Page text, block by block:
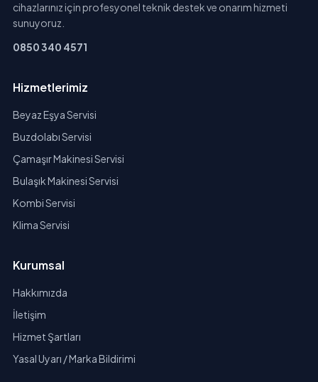
cihazlarınız için profesyonel teknik destek ve onarım hizmeti
sunuyoruz.
0850 340 4571
Hizmetlerimiz
Beyaz Eşya Servisi
Buzdolabı Servisi
Çamaşır Makinesi Servisi
Bulaşık Makinesi Servisi
Kombi Servisi
Klima Servisi
Kurumsal
Hakkımızda
İletişim
Hizmet Şartları
Yasal Uyarı / Marka Bildirimi